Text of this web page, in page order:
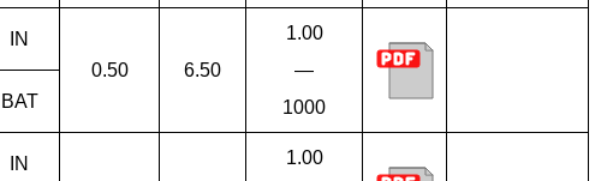
IN
0.50
6.50
1.00
—
1000
BAT
IN
1.00